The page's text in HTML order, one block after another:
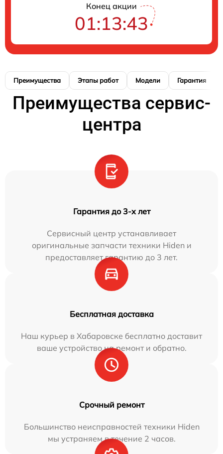
Конец акции
01:13:42
Преимущества Этапы работ Модели Гарантия
Преимущества сервис-
центра
Гарантия до 3-х лет
Сервисный центр устанавливает
оригинальные запчасти техники Hiden и
предоставляет гарантию до 3 лет.
Бесплатная доставка
Наш курьер в Хабаровске бесплатно доставит
ваше устройство на ремонт и обратно.
Срочный ремонт
Большинство неисправностей техники Hiden
мы устраняем в течение 2 часов.